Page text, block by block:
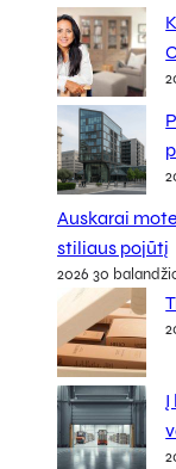
Auskarai
stiliaus pojūtį
2026 30
Į